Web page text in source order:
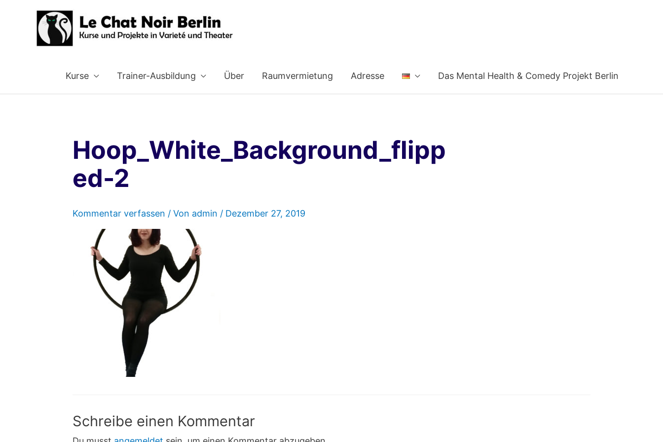
Kurse Trainer-Ausbildung Über Raumvermietung Adresse Das Mental Health & Comedy Projekt Berlin
Hoop_White_Background_flipp
ed-2
Kommentar verfassen / Von admin / Dezember 27, 2019
Schreibe einen Kommentar